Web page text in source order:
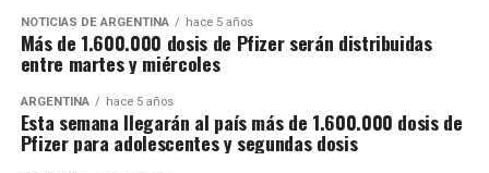
NOTICIAS DE ARGENTINA hace 5 años
Más de 1.600.000 dosis de Pfizer serán distribuidas
entre martes y miércoles
ARGENTINA hace 5 años
Esta semana llegarán al país más de 1.600.000 dosis de
Pfizer para adolescentes y segundas dosis